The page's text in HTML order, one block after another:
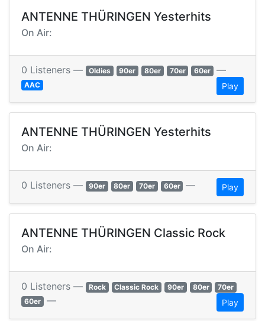
ANTENNE THÜRINGEN Yesterhits
On Air:
0 Listeners — Oldies 90er 80er 70er 60er —
AAC Play
ANTENNE THÜRINGEN Yesterhits
On Air:
0 Listeners — 90er 80er 70er 60er — Play
ANTENNE THÜRINGEN Classic Rock
On Air:
0 Listeners — Rock Classic Rock 90er 80er
70er
60er — Play